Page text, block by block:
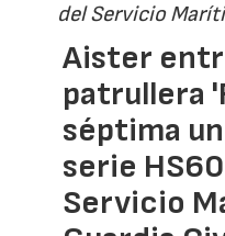
del Servicio
Aister
patrullera
séptima
serie
Servicio